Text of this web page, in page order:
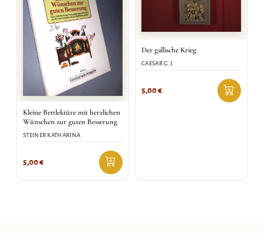
Kleine Bettlektüre mit herzlichen
Wünschen zur guten Besserung
STEINER KATHARINA
5,00€
Der gallische Krieg
CAESAR G.J.
5,00€